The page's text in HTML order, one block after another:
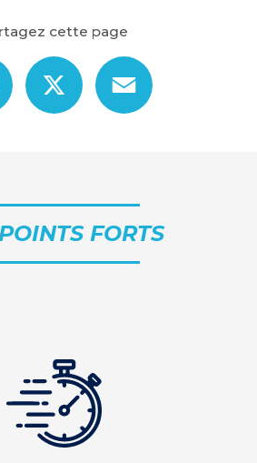
cette page
Facebook
FORTS